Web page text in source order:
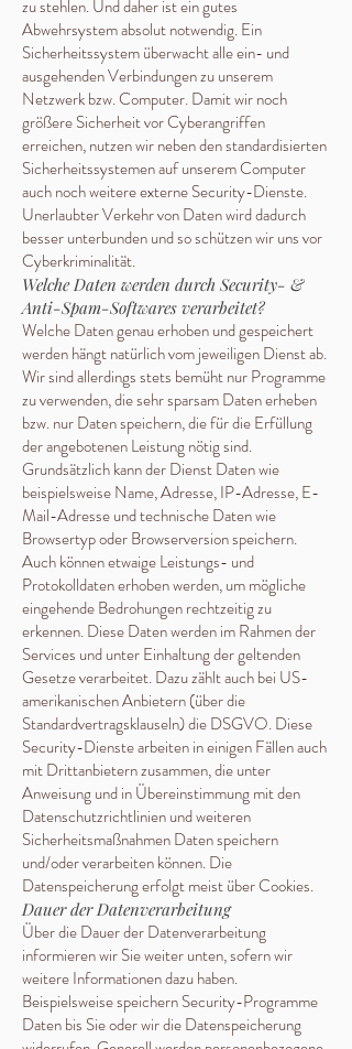
zu stehlen. Und daher ist ein gutes
Abwehrsystem absolut notwendig. Ein
Sicherheitssystem überwacht alle ein- und
ausgehenden Verbindungen zu unserem
Netzwerk bzw. Computer. Damit wir noch
größere Sicherheit vor Cyberangriffen
erreichen, nutzen wir neben den standardisierten
Sicherheitssystemen auf unserem Computer
auch noch weitere externe Security-Dienste.
Unerlaubter Verkehr von Daten wird dadurch
besser unterbunden und so schützen wir uns vor
Cyberkriminalität.
Welche Daten werden durch Security- &
Anti-Spam-Softwares verarbeitet?
Welche Daten genau erhoben und gespeichert
werden hängt natürlich vom jeweiligen Dienst ab.
Wir sind allerdings stets bemüht nur Programme
zu verwenden, die sehr sparsam Daten erheben
bzw. nur Daten speichern, die für die Erfüllung
der angebotenen Leistung nötig sind.
Grundsätzlich kann der Dienst Daten wie
beispielsweise Name, Adresse, IP-Adresse, E-
Mail-Adresse und technische Daten wie
Browsertyp oder Browserversion speichern.
Auch können etwaige Leistungs- und
Protokolldaten erhoben werden, um mögliche
eingehende Bedrohungen rechtzeitig zu
erkennen. Diese Daten werden im Rahmen der
Services und unter Einhaltung der geltenden
Gesetze verarbeitet. Dazu zählt auch bei US-
amerikanischen Anbietern (über die
Standardvertragsklauseln) die DSGVO. Diese
Security-Dienste arbeiten in einigen Fällen auch
mit Drittanbietern zusammen, die unter
Anweisung und in Übereinstimmung mit den
Datenschutzrichtlinien und weiteren
Sicherheitsmaßnahmen Daten speichern
und/oder verarbeiten können. Die
Datenspeicherung erfolgt meist über Cookies.
Dauer der Datenverarbeitung
Über die Dauer der Datenverarbeitung
informieren wir Sie weiter unten, sofern wir
weitere Informationen dazu haben.
Beispielsweise speichern Security-Programme
Daten bis Sie oder wir die Datenspeicherung